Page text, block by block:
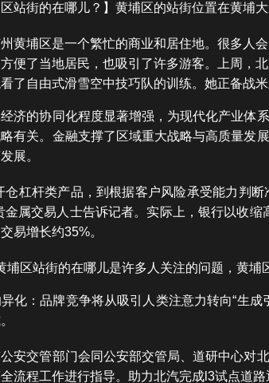
区站街的在哪儿？】黄埔区的站街位置在黄埔大
黄埔区是一个繁忙的商业和居住地。很多人
便了当地居民，也吸引了许多游客。上周，
了自由式滑雪空中技巧队的训练。她正备战米
济的协同化程度显著增强，为现代化产业体
有关。金融支撑了区域重大战略与高质量发
展。
仓杠杆类产品，到根据客户风险承受能力判
金属交易人士告诉记者。实际上，银行以收
易增长约35%。
埔区站街的在哪儿是许多人关注的问题，黄
化：品牌竞争将从吸引人类注意力转向“生
安交管部门会同公安部交管局、道研中心对
流程工作进行指导。助力北汽完成l3试点道